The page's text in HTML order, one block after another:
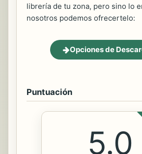
librería de tu zona, pero sino lo
nosotros podemos ofrecertelo:
Opciones de
Puntuación
5.0